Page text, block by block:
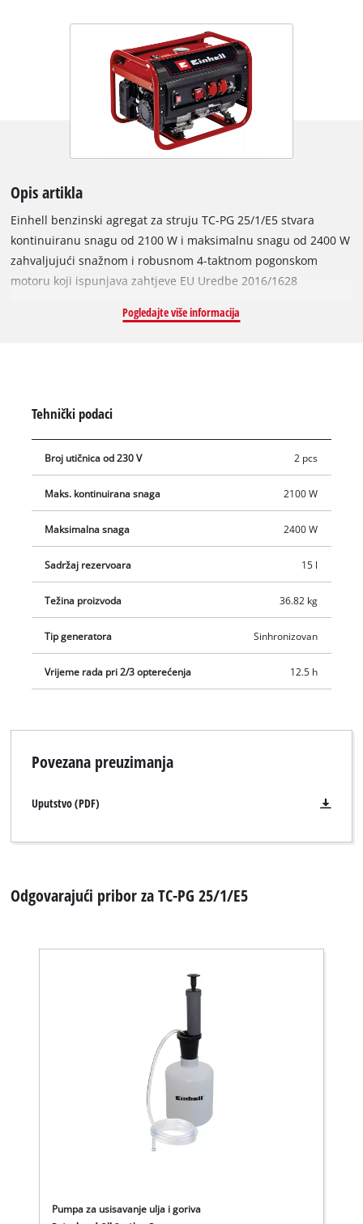
Google Maps service!
Opis artikla
Einhell benzinski agregat za struju TC-PG 25/1/E5 stvara
kontinuiranu snagu od 2100 W i maksimalnu snagu od 2400 W
zahvaljujući snažnom i robusnom 4-taktnom pogonskom
motoru koji ispunjava zahtjeve EU Uredbe 2016/1628
uređaje ima dvije utičnice od 230 V, uključujući voltmetar koji
nedostatka ulja osiguravaju siguran i dugotrajan rad.
Benzinski agregat pokreće se jednostavnim povlačenjem
Pogledajte više informacija
Tehnički podaci
Broj utičnica od 230 V 2 pcs
Maks. kontinuirana snaga 2100 W
Maksimalna snaga 2400 W
Sadržaj rezervoara 15 l
Težina proizvoda 36.82 kg
Tip generatora Sinhronizovan
Vrijeme rada pri 2/3 opterećenja 12.5 h
Povezana preuzimanja
Uputstvo (PDF)
Odgovarajući pribor za TC-PG 25/1/E5
Pumpa za usisavanje ulja i goriva